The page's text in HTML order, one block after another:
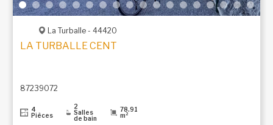
La Turballe - 44420
87239072
4
Pièces
2
Salles
de bain
78.91
m²